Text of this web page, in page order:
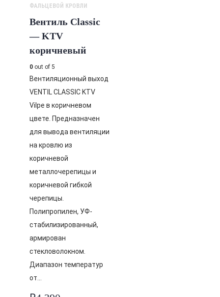
ФАЛЬЦЕВОЙ КРОВЛИ
Вентиль Classic
— KTV
коричневый
0 out of 5
Вентиляционный выход
VENTIL CLASSIC KTV
Vilpe в коричневом
цвете. Предназначен
для вывода вентиляции
на кровлю из
коричневой
металлочерепицы и
коричневой гибкой
черепицы.
Полипропилен, УФ-
стабилизированный,
армирован
стекловолокном.
Диапазон температур
от…